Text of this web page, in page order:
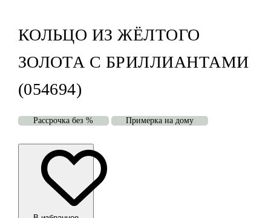
КОЛЬЦО ИЗ ЖЁЛТОГО
ЗОЛОТА С БРИЛЛИАНТАМИ
(054694)
Рассрочка без % Примерка на дому